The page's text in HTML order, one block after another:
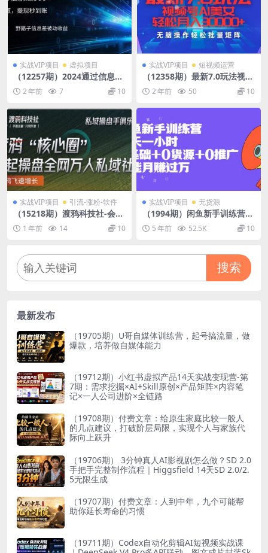
实战VIP项目 虚拟项目
（12257期）2024通过信息差
赚佣金小白轻松躺赚500+
2 年前 7 10
实战VIP项目 短视频运营
（12358期）最新7.0玩法视频
号AI美女，轻松月入30000+
2 年前 50 10
实战VIP项目 引流-涨粉-软件
（15218期）渡鸦科技社-会员
权益介绍-视频教程展示
1 年前 14 10
实战VIP项目 无货源
（1994期）闲鱼新手训练营，
每天一小时，0基础+0货源+0
推广 也能月赚过万
5 年前 52.5K 10
搜索
最新发布
（19705期）U哥自媒体训练营，起号搞流量，做
爆款，培养做自媒体能力
（19712期）小红书虚拟产品14天实战变现营-第
7期：需求挖掘×AI+Skill原创×产品矩阵×内容笔
记×一人公司进阶×全链路
（19708期）付费文章：给原生家庭比较一般人
的几点建议，打破阶层局限，实现个人与家族代
际向上跃升
（19706期） 3分钟真人AI影视剧怎么做？SD 2.0
手把手完整制作流程｜Higgsfield 14天SD 2.0/2.
5无限生成
（19707期）付费文章：人到中年，九个可能帮
助你延长寿命的习惯
（19711期）Codex自动化剪辑AI短视频实战课